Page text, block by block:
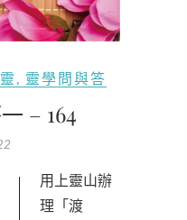
靈學問與答
– 164
理「渡